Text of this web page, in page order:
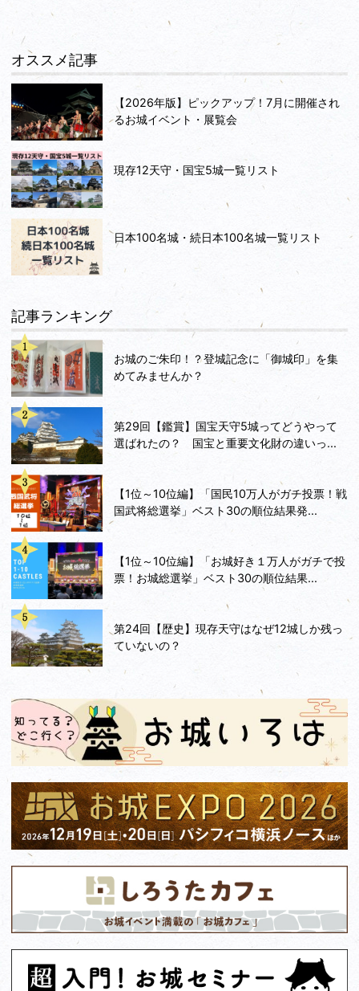
てます。周辺には井戸が確認されたようですが、どれ
では搦手道を下って米蔵跡へ行きます。続く
オススメ記事
【2026年版】ピックアップ！7月に開催され
るお城イベント・展覧会
現存12天守・国宝5城一覧リスト
日本100名城・続日本100名城一覧リスト
記事ランキング
お城のご朱印！？登城記念に「御城印」を集
めてみませんか？
第29回【鑑賞】国宝天守5城ってどうやって
選ばれたの？ 国宝と重要文化財の違いっ...
【1位～10位編】「国民10万人がガチ投票！戦
国武将総選挙」ベスト30の順位結果発...
【1位～10位編】「お城好き１万人がガチで投
票！お城総選挙」ベスト30の順位結果...
第24回【歴史】現存天守はなぜ12城しか残っ
ていないの？